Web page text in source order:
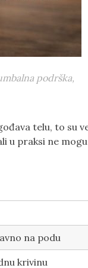
podrška,
telu, to su
u praksi ne
na podu
krivinu